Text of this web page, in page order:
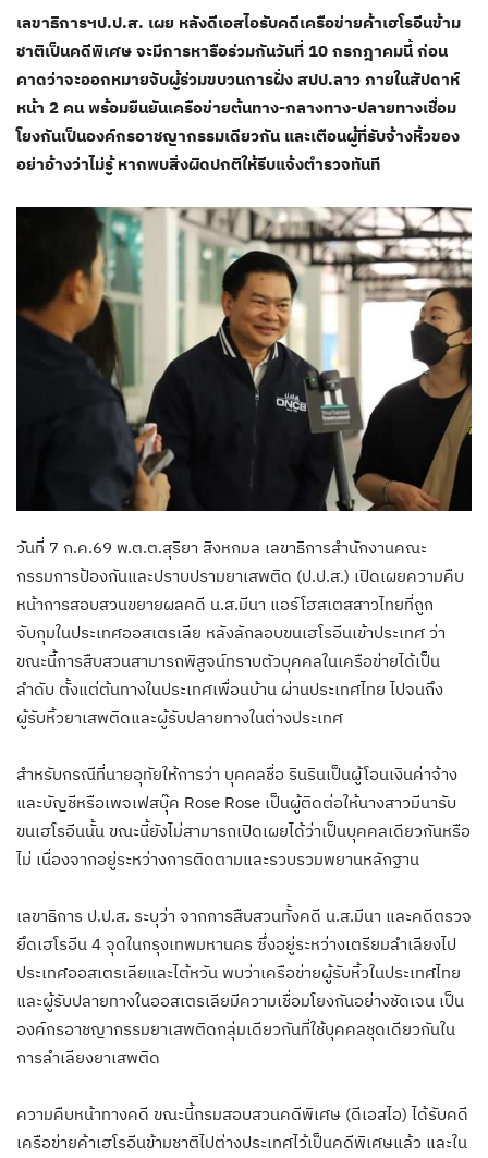
เลขาธิการฯป.ป.ส. เผย หลังดีเอสไอรับคดีเครือข่ายค้าเฮโรอีนข้าม
ชาติเป็นคดีพิเศษ จะมีการหารือร่วมกันวันที่ 10 กรกฎาคมนี้ ก่อน
คาดว่าจะออกหมายจับผู้ร่วมขบวนการฝั่ง สปป.ลาว ภายในสัปดาห์
หน้า 2 คน พร้อมยืนยันเครือข่ายต้นทาง-กลางทาง-ปลายทางเชื่อม
โยงกันเป็นองค์กรอาชญากรรมเดียวกัน และเตือนผู้ที่รับจ้างหิ้วของ
อย่าอ้างว่าไม่รู้ หากพบสิ่งผิดปกติให้รีบแจ้งตำรวจทันที
วันที่ 7 ก.ค.69 พ.ต.ต.สุริยา สิงหกมล เลขาธิการสำนักงานคณะ
กรรมการป้องกันและปราบปรามยาเสพติด (ป.ป.ส.) เปิดเผยความคืบ
หน้าการสอบสวนขยายผลคดี น.ส.มีนา แอร์โฮสเตสสาวไทยที่ถูก
จับกุมในประเทศออสเตรเลีย หลังลักลอบขนเฮโรอีนเข้าประเทศ ว่า
ขณะนี้การสืบสวนสามารถพิสูจน์ทราบตัวบุคคลในเครือข่ายได้เป็น
ลำดับ ตั้งแต่ต้นทางในประเทศเพื่อนบ้าน ผ่านประเทศไทย ไปจนถึง
ผู้รับหิ้วยาเสพติดและผู้รับปลายทางในต่างประเทศ
สำหรับกรณีที่นายอุทัยให้การว่า บุคคลชื่อ รินรินเป็นผู้โอนเงินค่าจ้าง
และบัญชีหรือเพจเฟสบุ๊ค Rose Rose เป็นผู้ติดต่อให้นางสาวมีนารับ
ขนเฮโรอีนนั้น ขณะนี้ยังไม่สามารถเปิดเผยได้ว่าเป็นบุคคลเดียวกันหรือ
ไม่ เนื่องจากอยู่ระหว่างการติดตามและรวบรวมพยานหลักฐาน
เลขาธิการ ป.ป.ส. ระบุว่า จากการสืบสวนทั้งคดี น.ส.มีนา และคดีตรวจ
ยึดเฮโรอีน 4 จุดในกรุงเทพมหานคร ซึ่งอยู่ระหว่างเตรียมลำเลียงไป
ประเทศออสเตรเลียและไต้หวัน พบว่าเครือข่ายผู้รับหิ้วในประเทศไทย
และผู้รับปลายทางในออสเตรเลียมีความเชื่อมโยงกันอย่างชัดเจน เป็น
องค์กรอาชญากรรมยาเสพติดกลุ่มเดียวกันที่ใช้บุคคลชุดเดียวกันใน
การลำเลียงยาเสพติด
ความคืบหน้าทางคดี ขณะนี้กรมสอบสวนคดีพิเศษ (ดีเอสไอ) ได้รับคดี
เครือข่ายค้าเฮโรอีนข้ามชาติไปต่างประเทศไว้เป็นคดีพิเศษแล้ว และใน